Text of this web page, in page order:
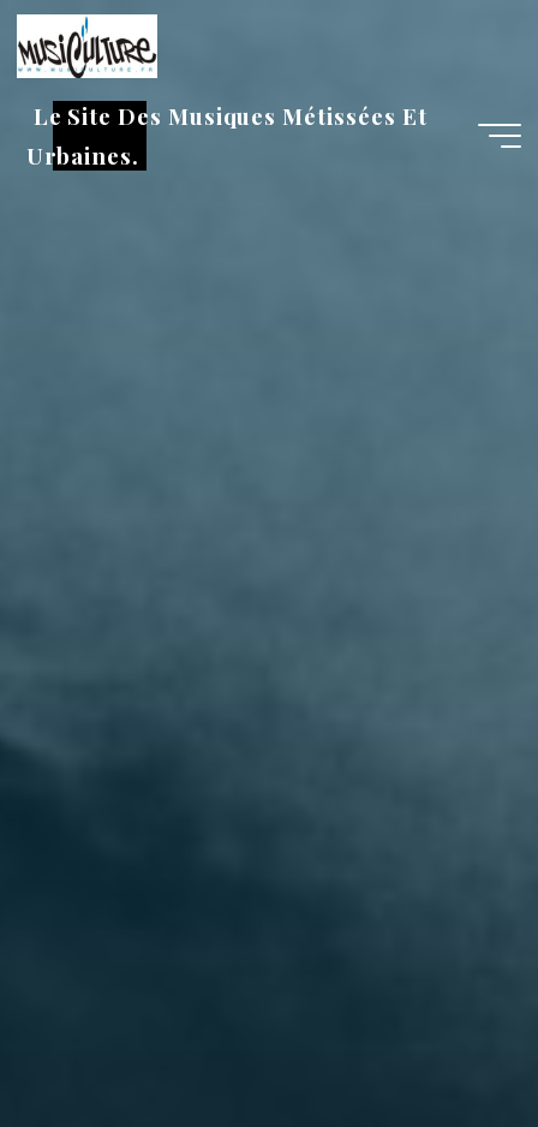
Aller
au
contenu
Le Site Des Musiques Métissées Et
Urbaines.